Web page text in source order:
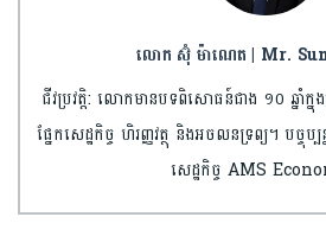
លោក ស៊ុំ ម៉ាណេត | Mr.
ជីវប្រវត្តិ: លោកមានបទពិសោធន៍ជាង ១០ ឆ្នាំក្នុ
ផ្នែកសេដ្ឋកិច្ច ហិរញ្ញវត្ថុ និងអចលនទ្រព្យ។ បច្ចុប្
សេដ្ឋកិច្ច AMS